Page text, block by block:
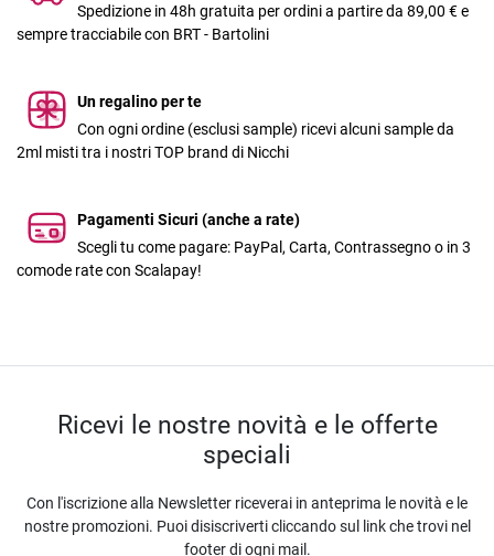
Spedizione in 48h gratuita per ordini a partire da 89,00 € e
sempre tracciabile con BRT - Bartolini
Un regalino per te
Con ogni ordine (esclusi sample) ricevi alcuni sample da
2ml misti tra i nostri TOP brand di Nicchi
Pagamenti Sicuri (anche a rate)
Scegli tu come pagare: PayPal, Carta, Contrassegno o in 3
comode rate con Scalapay!
Ricevi le nostre novità e le offerte
speciali
Con l'iscrizione alla Newsletter riceverai in anteprima le novità e le
nostre promozioni. Puoi disiscriverti cliccando sul link che trovi nel
footer di ogni mail.